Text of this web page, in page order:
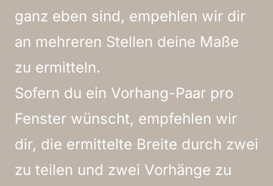
ganz eben sind, empehlen wir dir
an mehreren Stellen deine Maße
zu ermitteln.
Sofern du ein Vorhang-Paar pro
Fenster wünscht, empfehlen wir
dir, die ermittelte Breite durch zwei
zu teilen und zwei Vorhänge zu